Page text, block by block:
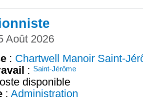
Août 2026
: Chartwell Manoir Saint-
: Saint-Jérôme
disponible
: Administration